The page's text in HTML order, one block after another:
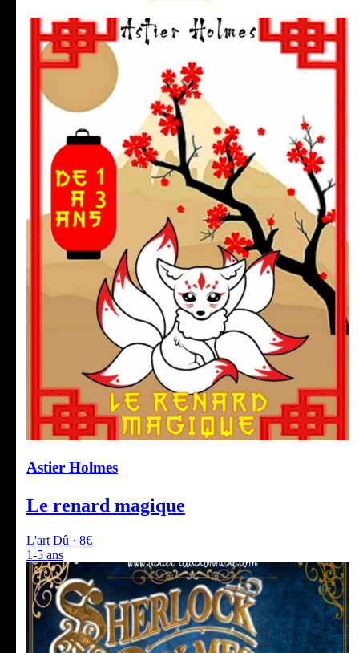
Astier Holmes
Le renard magique
L'art Dû · 8€
1-5 ans